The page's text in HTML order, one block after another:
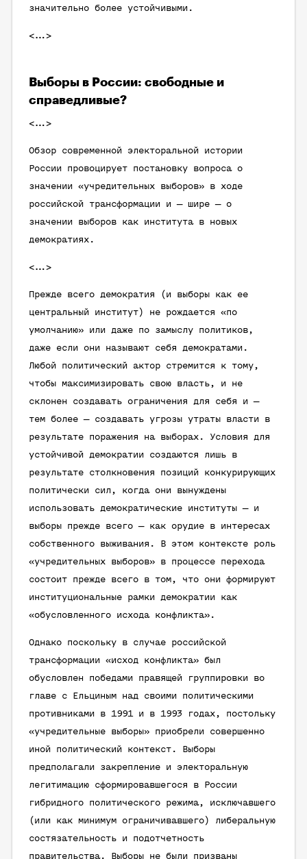
значительно более устойчивыми.
<…>
Выборы в России: свободные и
справедливые?
<…>
Обзор современной электоральной истории
России провоцирует постановку вопроса о
значении «учредительных выборов» в ходе
российской трансформации и — шире — о
значении выборов как института в новых
демократиях.
<…>
Прежде всего демократия (и выборы как ее
центральный институт) не рождается «по
умолчанию» или даже по замыслу политиков,
даже если они называют себя демократами.
Любой политический актор стремится к тому,
чтобы максимизировать свою власть, и не
склонен создавать ограничения для себя и —
тем более — создавать угрозы утраты власти в
результате поражения на выборах. Условия для
устойчивой демократии создаются лишь в
результате столкновения позиций конкурирующих
политически сил, когда они вынуждены
использовать демократические институты — и
выборы прежде всего — как орудие в интересах
собственного выживания. В этом контексте роль
«учредительных выборов» в процессе перехода
состоит прежде всего в том, что они формируют
институциональные рамки демократии как
«обусловленного исхода конфликта».
Однако поскольку в случае российской
трансформации «исход конфликта» был
обусловлен победами правящей группировки во
главе с Ельциным над своими политическими
противниками в 1991 и в 1993 годах, постольку
«учредительные выборы» приобрели совершенно
иной политический контекст. Выборы
предполагали закрепление и электоральную
легитимацию сформировавшегося в России
гибридного политического режима, исключавшего
(или как минимум ограничивавшего) либеральную
состязательность и подотчетность
правительства. Выборы не были призваны